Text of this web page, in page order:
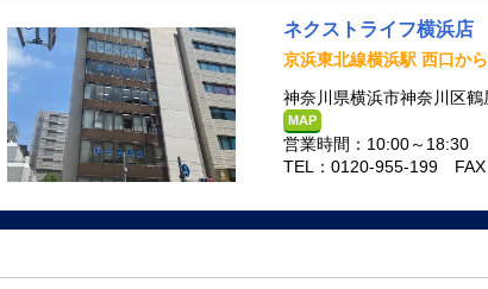
ネクストライフ横浜店
京浜東北線横浜駅 西口か
神奈川県横浜市神奈川区
MAP
営業時間：10:00～18:30
TEL：0120-955-199 FAX